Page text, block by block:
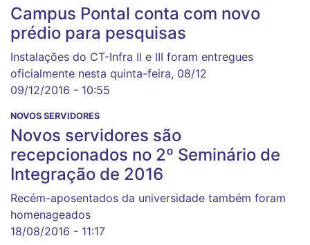
Campus Pontal conta com novo
prédio para pesquisas
Instalações do CT-Infra II e III foram entregues
oficialmente nesta quinta-feira, 08/12
09/12/2016 - 10:55
NOVOS SERVIDORES
Novos servidores são
recepcionados no 2º Seminário de
Integração de 2016
Recém-aposentados da universidade também foram
homenageados
18/08/2016 - 11:17